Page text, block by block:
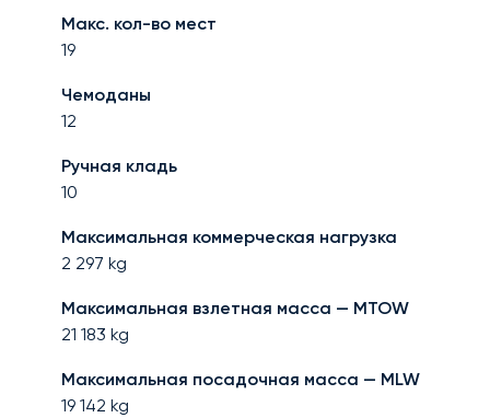
Макс. кол-во мест
19
Чемоданы
12
Ручная кладь
10
Максимальная коммерческая нагрузка
2 297 kg
Максимальная взлетная масса — MTOW
21 183 kg
Максимальная посадочная масса — MLW
19 142 kg